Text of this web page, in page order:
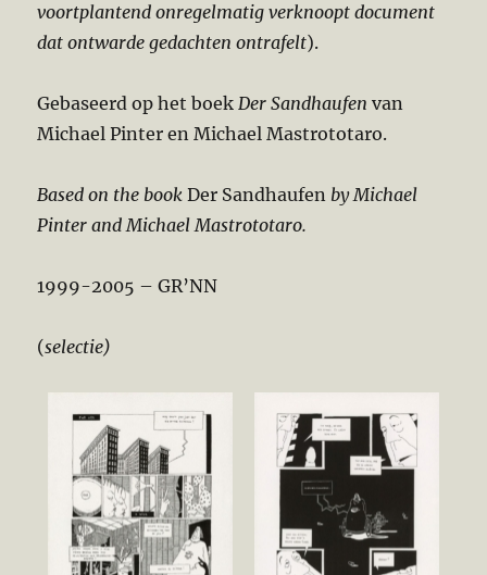
voortplantend onregelmatig verknoopt document
dat ontwarde gedachten ontrafelt).
Gebaseerd op het boekDer Sandhaufen van
Michael Pinter en Michael Mastrototaro.
Based on the bookDer Sandhaufen by Michael
Pinter and Michael Mastrototaro.
1999-2005 – GR’NN
(selectie)